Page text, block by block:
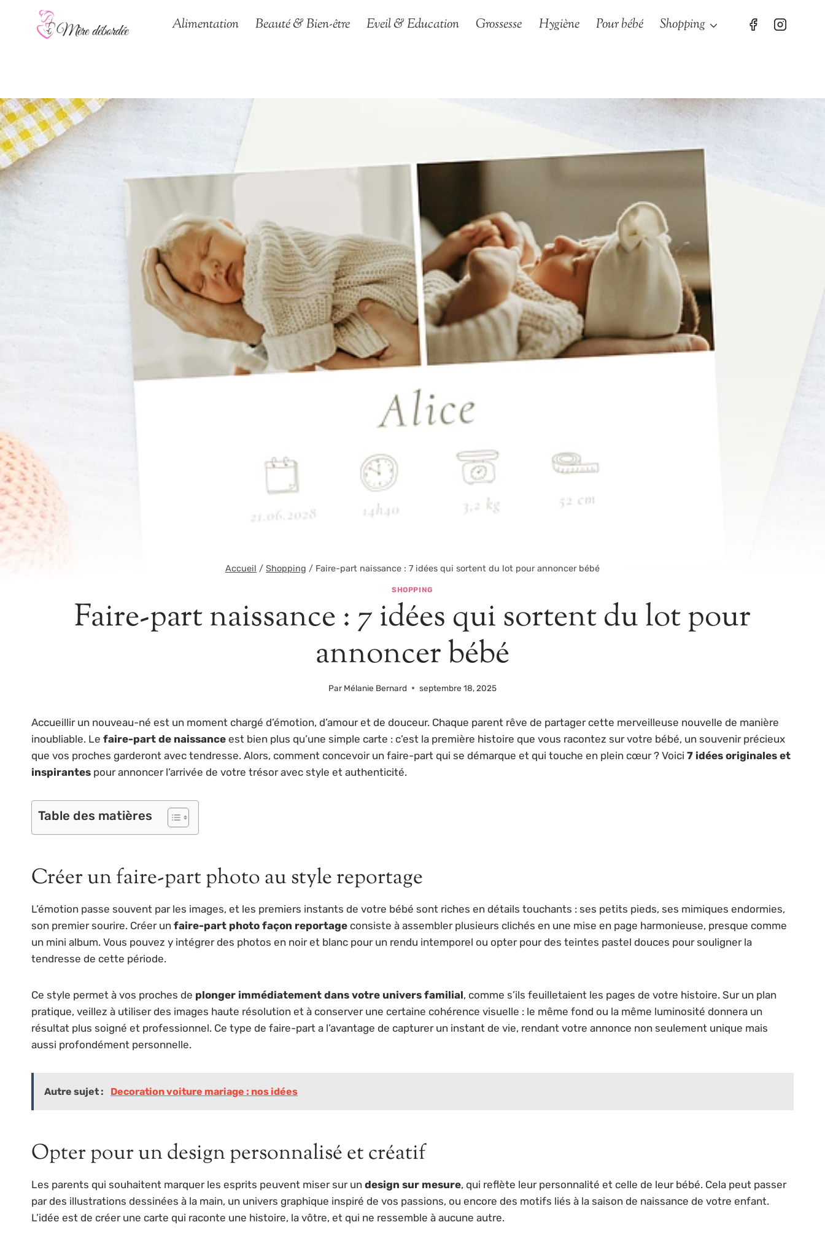
Alimentation Beauté & Bien-être Eveil & Education Grossesse Hygiène Pour bébé Shopping
Accueil / Shopping / Faire-part naissance : 7 idées qui sortent du lot pour annoncer bébé
SHOPPING
Faire-part naissance : 7 idées qui sortent du lot pour
annoncer bébé
Par Mélanie Bernard septembre 18, 2025
Accueillir un nouveau-né est un moment chargé d’émotion, d’amour et de douceur. Chaque parent rêve de partager cette merveilleuse nouvelle de manière
inoubliable. Le faire-part de naissance est bien plus qu’une simple carte : c’est la première histoire que vous racontez sur votre bébé, un souvenir précieux
que vos proches garderont avec tendresse. Alors, comment concevoir un faire-part qui se démarque et qui touche en plein cœur ? Voici 7 idées originales et
inspirantes pour annoncer l’arrivée de votre trésor avec style et authenticité.
Table des matières
Créer un faire-part photo au style reportage
L’émotion passe souvent par les images, et les premiers instants de votre bébé sont riches en détails touchants : ses petits pieds, ses mimiques endormies,
son premier sourire. Créer un faire-part photo façon reportage consiste à assembler plusieurs clichés en une mise en page harmonieuse, presque comme
un mini album. Vous pouvez y intégrer des photos en noir et blanc pour un rendu intemporel ou opter pour des teintes pastel douces pour souligner la
tendresse de cette période.
Ce style permet à vos proches de plonger immédiatement dans votre univers familial, comme s’ils feuilletaient les pages de votre histoire. Sur un plan
pratique, veillez à utiliser des images haute résolution et à conserver une certaine cohérence visuelle : le même fond ou la même luminosité donnera un
résultat plus soigné et professionnel. Ce type de faire-part a l’avantage de capturer un instant de vie, rendant votre annonce non seulement unique mais
aussi profondément personnelle.
Autre sujet : Decoration voiture mariage : nos idées
Opter pour un design personnalisé et créatif
Les parents qui souhaitent marquer les esprits peuvent miser sur un design sur mesure, qui reflète leur personnalité et celle de leur bébé. Cela peut passer
par des illustrations dessinées à la main, un univers graphique inspiré de vos passions, ou encore des motifs liés à la saison de naissance de votre enfant.
L’idée est de créer une carte qui raconte une histoire, la vôtre, et qui ne ressemble à aucune autre.